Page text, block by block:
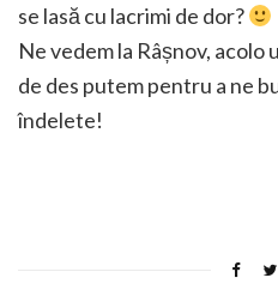
se lasă cu lacrimi de dor?
Ne vedem la Râșnov,
de des putem pentru a ne
îndelete!